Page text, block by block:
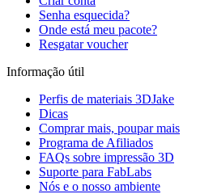
Senha esquecida?
Onde está meu pacote?
Resgatar voucher
Informação útil
Perfis de materiais 3DJake
Dicas
Comprar mais, poupar mais
Programa de Afiliados
FAQs sobre impressão 3D
Suporte para FabLabs
Nós e o nosso ambiente